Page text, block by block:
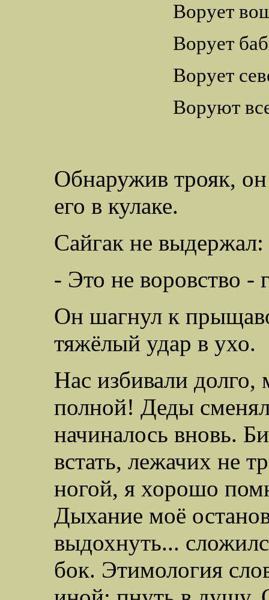
Ворует
Ворует
Ворует
Воруют
Обнаружив трояк,
его в кулаке.
Сайгак не выдержал:
- Это не воровство -
Он шагнул к
тяжёлый удар в ухо.
Нас избивали
полной! Деды
начиналось вновь.
встать, лежачих не
ногой, я хорошо
Дыхание моё
выдохнуть...
бок. Этимология